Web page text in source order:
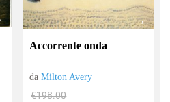
Accorrente onda
daMilton Avery
€198.00